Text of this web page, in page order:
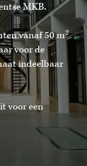
MKB.
vanaf 50 m2
voor de
indeelbaar
voor een